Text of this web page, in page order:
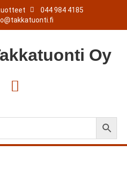
044 984 4185
Oy